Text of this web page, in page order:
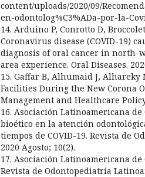
content/uploads/2020/09/
en-odontolog%C3%ADa-por-la-
14. Arduino P, Conrotto D,
Coronavirus disease (COVID-19)
diagnosis of oral cancer in
area experience. Oral Diseases.
15. Gaffar B, Alhumaid J, Alhareky
Facilities During the New Corona
Management and Healthcare
16. Asociación Latinoamericana
bioético en la atención
tiempos de COVID-19. Revista de
2020 Agosto; 10(2).
17. Asociación Latinoamericana
Revista de Odontopediatría